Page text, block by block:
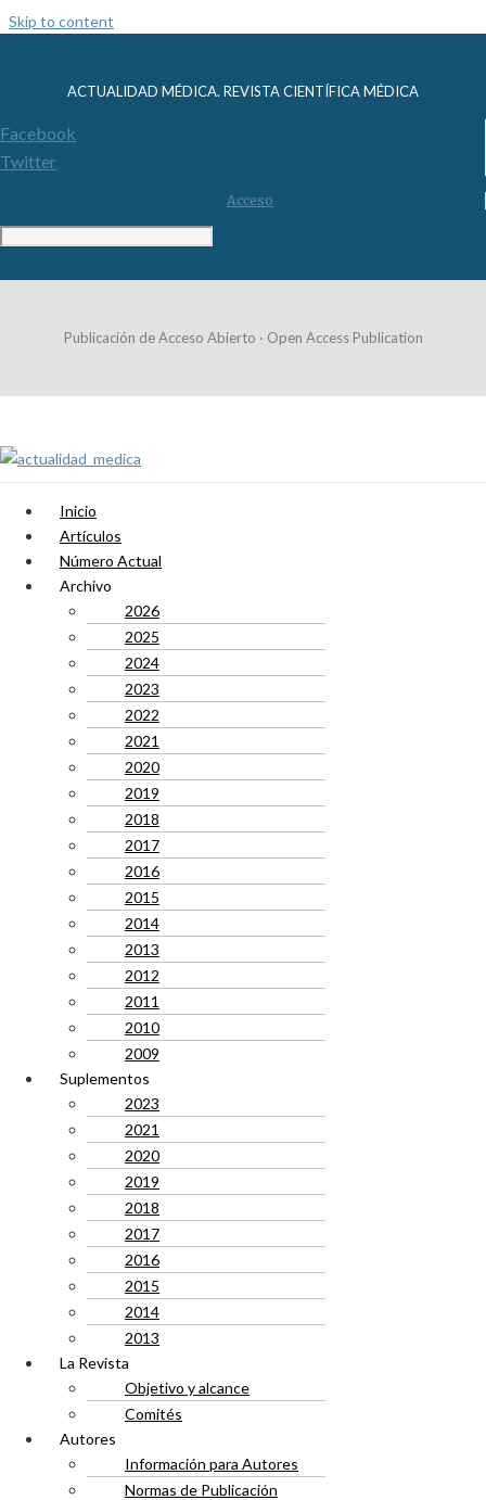
Skip to content
ACTUALIDAD MÉDICA. REVISTA CIENTÍFICA MÉDICA
Facebook
Twitter
Acceso
Publicación de Acceso Abierto · Open Access Publication
Inicio
Artículos
Número Actual
Archivo
2026
2025
2024
2023
2022
2021
2020
2019
2018
2017
2016
2015
2014
2013
2012
2011
2010
2009
Suplementos
2023
2021
2020
2019
2018
2017
2016
2015
2014
2013
La Revista
Objetivo y alcance
Comités
Autores
Información para Autores
Normas de Publicación